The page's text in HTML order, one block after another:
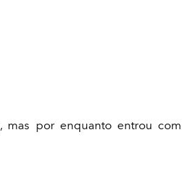
por enquanto entrou com